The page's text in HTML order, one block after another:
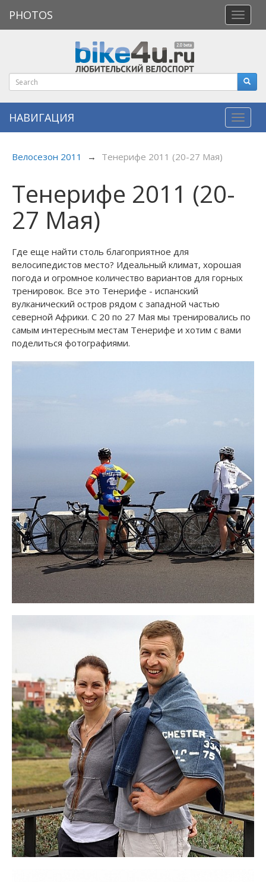
меню
PHOTOS
НАВИГАЦИЯ
Велосезон 2011 → Тенерифе 2011 (20-27 Мая)
Тенерифе 2011 (20-
27 Мая)
Где еще найти столь благоприятное для
велосипедистов место? Идеальный климат, хорошая
погода и огромное количество вариантов для горных
тренировок. Все это Тенерифе - испанский
вулканический остров рядом с западной частью
северной Африки. С 20 по 27 Мая мы тренировались по
самым интересным местам Тенерифе и хотим с вами
поделиться фотографиями.